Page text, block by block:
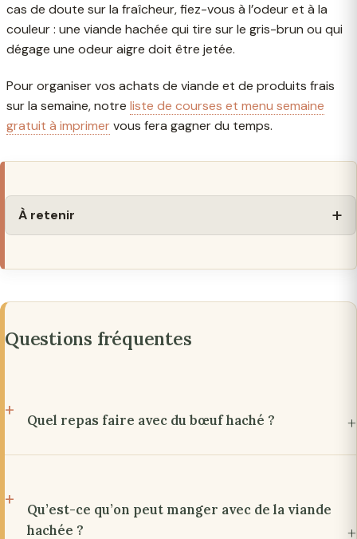
cas de doute sur la fraîcheur, fiez-vous à l’odeur et à la
couleur : une viande hachée qui tire sur le gris-brun ou qui
dégage une odeur aigre doit être jetée.
Pour organiser vos achats de viande et de produits frais
sur la semaine, notre liste de courses et menu semaine
gratuit à imprimervous fera gagner du temps.
À retenir
Questions fréquentes
Quel repas faire avec du bœuf haché ?
Qu’est-ce qu’on peut manger avec de la viande
hachée ?